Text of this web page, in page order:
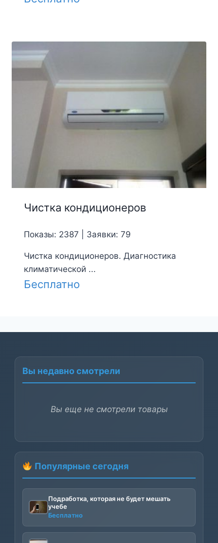
Чистка кондиционеров
Показы: 2387 | Заявки: 79
Чистка кондиционеров. Диагностика
климатической ...
Бесплатно
Вы недавно смотрели
Вы еще не смотрели товары
Популярные сегодня
Подработка, которая не будет мешать
учебе
Бесплатно